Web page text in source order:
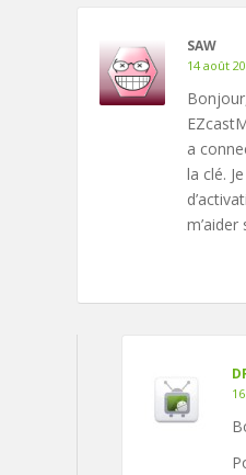
SAW
14 août
a
la clé.
m’aider